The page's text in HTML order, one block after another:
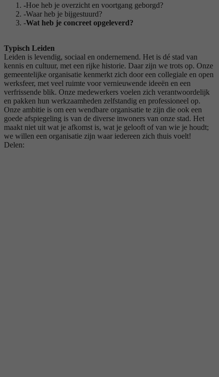
-Hoe heb je overzicht en voortgang geborgd?
-Waar heb je bijgestuurd?
-Wat heb je concreet opgeleverd?
Typisch Leiden
Leiden is levendig, sociaal en ondernemend. Het is dé stad van
kennis en cultuur, met een rijke historie. Daar zijn we trots op. Onze
gemeentelijke organisatie kenmerkt zich door een collegiale en open
werksfeer, met veel ruimte voor vernieuwende ideeën en een
verfrissende blik. Onze medewerkers voelen zich verantwoordelijk
en pakken hun werkzaamheden zelfstandig en professioneel op.
Onze ambitie is om een wendbare organisatie te zijn die ook een
goede afspiegeling is van de diverse inwoners van onze stad. Het
maakt niet uit wat je afkomst is, wat je gelooft of van wie je houdt;
we willen een organisatie zijn waar iedereen zich thuis voelt!
Delen: